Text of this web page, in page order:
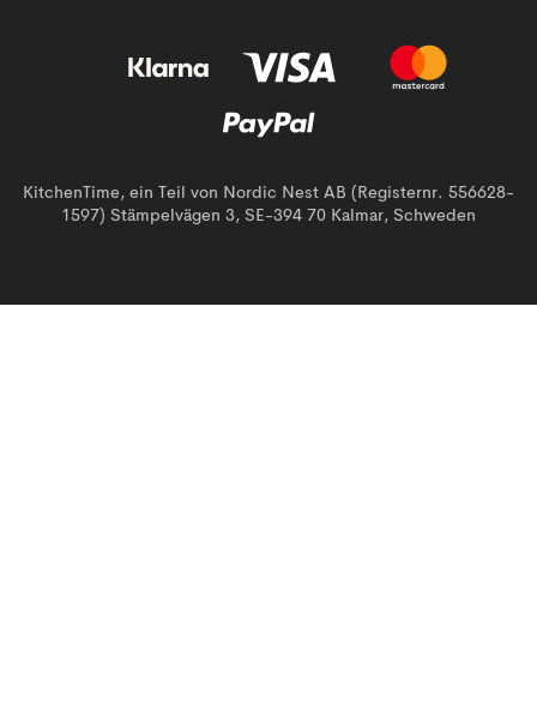
KitchenTime, ein Teil von Nordic Nest AB (Registernr. 556628-
1597) Stämpelvägen 3, SE-394 70 Kalmar, Schweden